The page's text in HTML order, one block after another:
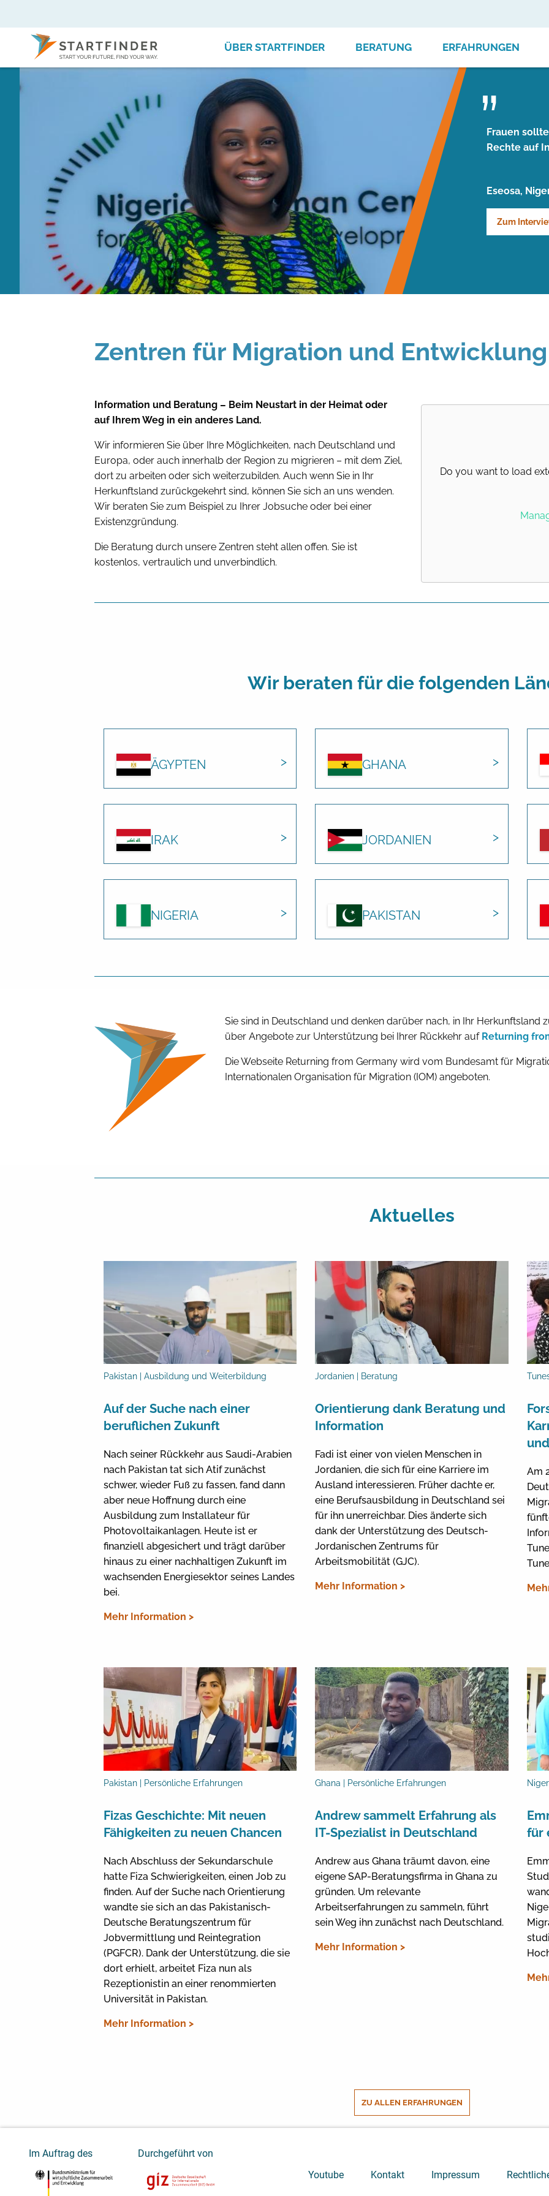
ÜBER STARTFINDER BERATUNG ERFAHRUNGEN
Frauen
Rechte auf
Eseosa,
Zum
Zentren für Migration und Entwicklung
Information und Beratung – Beim Neustart in der Heimat oder
auf Ihrem Weg in ein anderes Land.
Wir informieren Sie über Ihre Möglichkeiten, nach Deutschland und
Europa, oder auch innerhalb der Region zu migrieren – mit dem Ziel,
dort zu arbeiten oder sich weiterzubilden. Auch wenn Sie in Ihr
Herkunftsland zurückgekehrt sind, können Sie sich an uns wenden.
Wir beraten Sie zum Beispiel zu Ihrer Jobsuche oder bei einer
Existenzgründung.
Die Beratung durch unsere Zentren steht allen offen. Sie ist
kostenlos, vertraulich und unverbindlich.
Do you want to load
Wir beraten für die folgenden
ÄGYPTEN GHANA
IRAK JORDANIEN
NIGERIA PAKISTAN
Sie sind in Deutschland und denken darüber nach, in Ihr Herkunftsland
über Angebote zur Unterstützung bei Ihrer Rückkehr auf Returning
Die Webseite Returning from Germany wird vom Bundesamt für
Internationalen Organisation für Migration (IOM) angeboten.
Aktuelles
Pakistan | Ausbildung und Weiterbildung
Auf der Suche nach einer
beruflichen Zukunft
Nach seiner Rückkehr aus Saudi-Arabien
nach Pakistan tat sich Atif zunächst
schwer, wieder Fuß zu fassen, fand dann
aber neue Hoffnung durch eine
Ausbildung zum Installateur für
Photovoltaikanlagen. Heute ist er
finanziell abgesichert und trägt darüber
hinaus zu einer nachhaltigen Zukunft im
wachsenden Energiesektor seines Landes
bei.
Mehr Information >
Jordanien | Beratung
Orientierung dank Beratung und
Information
Fadi ist einer von vielen Menschen in
Jordanien, die sich für eine Karriere im
Ausland interessieren. Früher dachte er,
eine Berufsausbildung in Deutschland sei
für ihn unerreichbar. Dies änderte sich
dank der Unterstützung des Deutsch-
Jordanischen Zentrums für
Arbeitsmobilität (GJC).
Mehr Information >
Am
Pakistan | Persönliche Erfahrungen
Fizas Geschichte: Mit neuen
Fähigkeiten zu neuen Chancen
Nach Abschluss der Sekundarschule
hatte Fiza Schwierigkeiten, einen Job zu
finden. Auf der Suche nach Orientierung
wandte sie sich an das Pakistanisch-
Deutsche Beratungszentrum für
Jobvermittlung und Reintegration
(PGFCR). Dank der Unterstützung, die sie
dort erhielt, arbeitet Fiza nun als
Rezeptionistin an einer renommierten
Universität in Pakistan.
Mehr Information >
Ghana | Persönliche Erfahrungen
Andrew sammelt Erfahrung als
IT-Spezialist in Deutschland
Andrew aus Ghana träumt davon, eine
eigene SAP-Beratungsfirma in Ghana zu
gründen. Um relevante
Arbeitserfahrungen zu sammeln, führt
sein Weg ihn zunächst nach Deutschland.
Mehr Information >
für
ZU ALLEN ERFAHRUNGEN
Im Auftrag des
Durchgeführt von
Youtube
Kontakt Impressum